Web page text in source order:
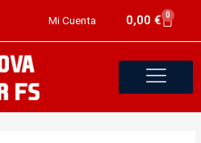
Mi Cuenta 0,00 € 0